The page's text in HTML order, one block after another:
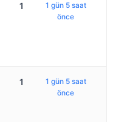
1
1 gün 5 saat
önce
1
1 gün 5 saat
önce